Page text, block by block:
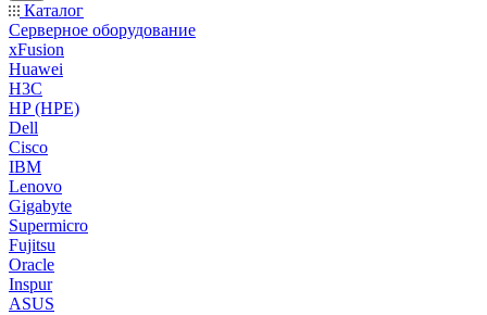
Каталог
Серверное оборудование
xFusion
Huawei
H3C
HP (HPE)
Dell
Cisco
IBM
Lenovo
Gigabyte
Supermicro
Fujitsu
Oracle
Inspur
ASUS